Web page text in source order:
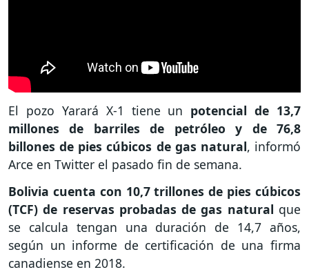
El pozo Yarará X-1 tiene un potencial de 13,7
millones de barriles de petróleo y de 76,8
billones de pies cúbicos de gas natural, informó
Arce en Twitter el pasado fin de semana.
Bolivia cuenta con 10,7 trillones de pies cúbicos
(TCF) de reservas probadas de gas natural que
se calcula tengan una duración de 14,7 años,
según un informe de certificación de una firma
canadiense en 2018.